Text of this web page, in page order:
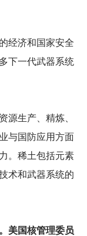
经济和国家安全
下一代武器系统
源生产、精炼、
与国防应用方面
。稀土包括元素
术和武器系统的
美国核管理委员